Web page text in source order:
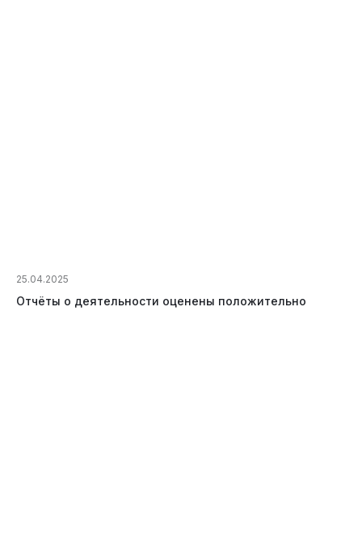
25.04.2025
Отчёты о деятельности оценены положительно